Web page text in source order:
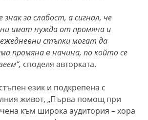
за слабост, а сигнал, че
имат нужда от промяна и
стъпки могат да
промяна в начина, по който се
“, споделя авторката.
език и подкрепена с
живот, „Първа помощ при
към широка аудитория – хора